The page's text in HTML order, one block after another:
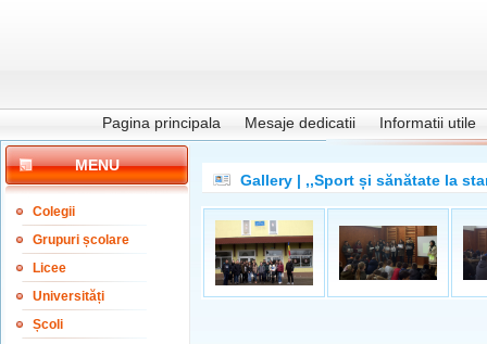
Pagina principala Mesaje dedicatii Informatii utile
MENU
Colegii
Grupuri școlare
Licee
Universități
Școli
Gallery | ,,Sport și sănătate la